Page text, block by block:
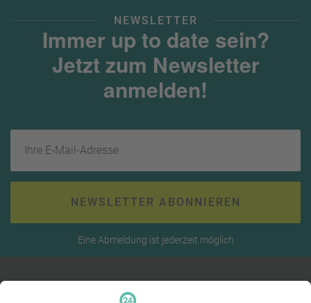
NEWSLETTER
Immer up to date sein?
Jetzt zum Newsletter
anmelden!
NEWSLETTER ABONNIEREN
Eine Abmeldung ist jederzeit möglich